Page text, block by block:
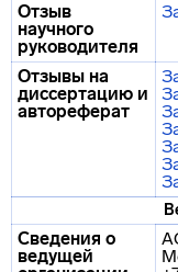
Отзыв
научного
руководителя
Отзывы на
диссертацию и
автореферат
Сведения о
ведущей